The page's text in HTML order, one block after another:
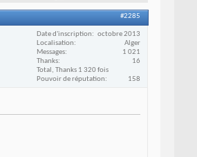
#2285
Date d'inscription
octobre 2013
Localisation
Alger
Messages
1 021
Thanks
16
Total, Thanks 1 320 fois
Pouvoir de réputation
158